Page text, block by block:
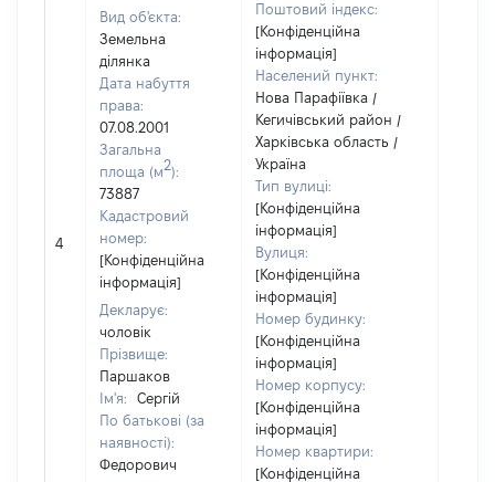
4
Вид об'єкта:
Земельна
ділянка
Дата набуття
права:
07.08.2001
Загальна
площа (м2):
73887
Кадастровий
номер:
[Конфіденційна
інформація]
Декларує:
чоловік
Прізвище:
Паршаков
Ім'я:
Сергій
По батькові (за
наявності):
Федорович
Поштовий індекс:
[Конфіденційна
інформація]
Населений пункт:
Нова Парафіївка /
Кегичівський район /
Харківська область /
Україна
Тип вулиці:
[Конфіденційна
інформація]
Вулиця:
[Конфіденційна
інформація]
Номер будинку:
[Конфіденційна
інформація]
Номер корпусу:
[Конфіденційна
інформація]
Номер квартири:
[Конфіденційна